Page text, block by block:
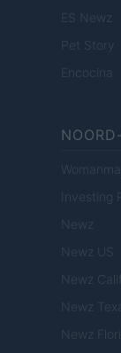
ES Newz
Pet Story
Encocina
Investing
Newz
Newz US
Newz
Newz
Newz